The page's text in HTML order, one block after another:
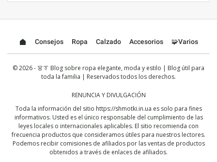
Consejos Ropa Calzado Accesorios 🧩Varios
© 2026 - 👗👔 Blog sobre ropa elegante, moda y estilo | Blog útil para
toda la familia | Reservados todos los derechos.
RENUNCIA Y DIVULGACIÓN
Toda la información del sitio https://shmotki.in.ua es solo para fines
informativos. Usted es el único responsable del cumplimiento de las
leyes locales o internacionales aplicables. El sitio recomienda con
frecuencia productos que consideramos útiles para nuestros lectores.
Podemos recibir comisiones de afiliados por las ventas de productos
obtenidos a través de enlaces de afiliados.